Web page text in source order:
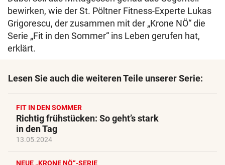
bewirken, wie der St. Pöltner Fitness-Experte Lukas
Grigorescu, der zusammen mit der „Krone NÖ“ die
Serie „Fit in den Sommer“ ins Leben gerufen hat,
erklärt.
Lesen Sie auch die weiteren Teile unserer Serie:
FIT IN DEN SOMMER
Richtig frühstücken: So geht’s stark
in den Tag
13.05.2024
NEUE „KRONE NÖ“-SERIE